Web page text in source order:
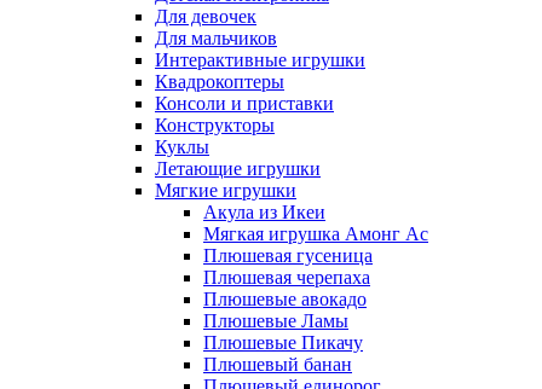
Для девочек
Для мальчиков
Интерактивные игрушки
Квадрокоптеры
Консоли и приставки
Конструкторы
Куклы
Летающие игрушки
Мягкие игрушки
Акула из Икеи
Мягкая игрушка Амонг Ас
Плюшевая гусеница
Плюшевая черепаха
Плюшевые авокадо
Плюшевые Ламы
Плюшевые Пикачу
Плюшевый банан